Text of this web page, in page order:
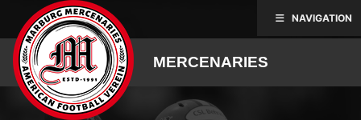
content
MERCENARIES
NAVIGATION